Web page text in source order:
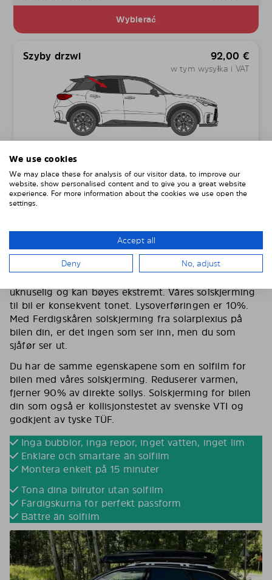
Wybierać
Szyby drzwi 92,00 €
w tym wysyłka i VAT
Article no 61423-D
Wybierać
INGEN SOLFILM, FERDIGSKÅREN
SOLSKJERMING LAGET I 1MM PC
I motsetning til solfilm er Solarplexius solskjerming et
uknuselig og kan bøyes ekstremt. Våres solskjerming
til bil er konsekvent tonet. Lysoverføringen er 10%.
Med Ferdigskåren solskjerming fra solarplexius på
bilen din, er det ingen som ser inn, men du som
sjåfør ser ut.
Du har de samme egenskapene som en solfilm for
bilen med våres solskjerming. Reduserer varmen,
fjerner 90% av direkte sollys. Solskjerming for bilen
din som også er kollisjonstestet av svenske VTI og
godkjent av tyske TÜF.
Inga bubblor, inga repor, inget vatten, inget lim
Enklare och smartare än solfilm
Montera enkelt på 15 minuter
Tona dina bilrutor utan solfilm
Färdigskurna för perfekt passform
Bättre än solfilm
We use cookies
We may place these for analysis of our visitor data, to improve our
website, show personalised content and to give you a great website
experience. For more information about the cookies we use open the
settings.
Accept all
Deny No, adjust